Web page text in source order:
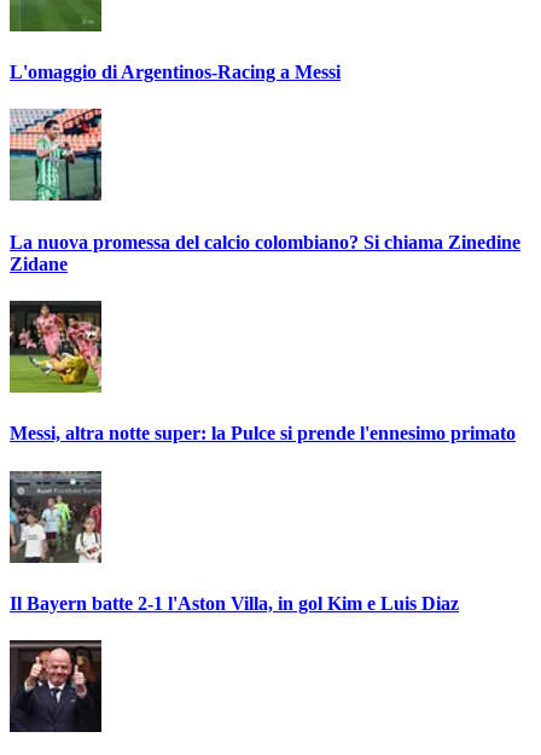
L'omaggio di Argentinos-Racing a Messi
La nuova promessa del calcio colombiano? Si chiama Zinedine
Zidane
Messi, altra notte super: la Pulce si prende l'ennesimo primato
Il Bayern batte 2-1 l'Aston Villa, in gol Kim e Luis Diaz